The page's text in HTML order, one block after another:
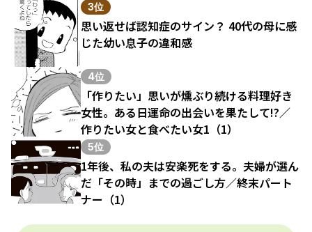
3位
思い返せば認知症のサイン？ 40代の母に感
じた幼い息子の違和感
4位
「作りたい」思いが燻ぶり続ける料理好き
女性。ある日運命の出会いを果たして!?／
作りたい女と食べたい女1（1）
5位
1年後、私の夫は安楽死をする。夫婦が選ん
だ「その時」までの過ごし方／終末パート
ナー（1）